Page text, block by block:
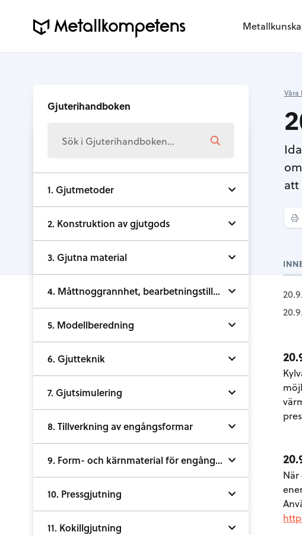
Gjuterihandboken
1. Gjutmetoder
2. Konstruktion av gjutgods
3. Gjutna material
4. Måttnoggrannhet, bearbetningstillägg och ytjämnhet
5. Modellberedning
6. Gjutteknik
7. Gjutsimulering
8. Tillverkning av engångsformar
9. Form- och kärnmaterial för engångsformar
10. Pressgjutning
11. Kokillgjutning
Våra
att